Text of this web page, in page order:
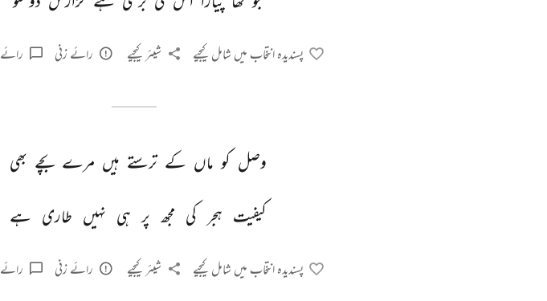
پسندیدہ انتخاب میں شامل کیجیے شیئر کیجیے رائے زنی رائے
وصل کو ماں کے ترستے ہیں مرے بچے بھی
کیفیت ہجر کی مجھ پر ہی نہیں طاری ہے
پسندیدہ انتخاب میں شامل کیجیے شیئر کیجیے رائے زنی رائے